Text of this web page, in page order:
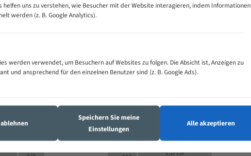
300
500
4/6
4/6
4/5
4/5
M (mm)
Zoll (ZpZ))
35 - 70
5/8
130 -
350
150 -
1,1/1,6
helfen uns zu verstehen, wie Besucher mit der Website interagieren, indem Informationen
werden (z. B. Google Analytics).
werden verwendet, um Besuchern auf Websites zu folgen. Die Absicht ist, Anzeigen zu
und ansprechend für den einzelnen Benutzer sind (z. B. Google Ads).
Speichern Sie meine
Einstellungen
Alle akzeptieren